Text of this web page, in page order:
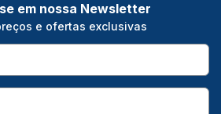
em nossa Newsletter
e ofertas exclusivas